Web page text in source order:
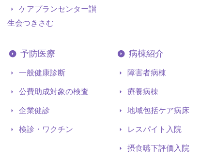
ケアプランセンター讃
生会つきさむ
予防医療
一般健康診断
公費助成対象の検査
企業健診
検診・ワクチン
病棟紹介
障害者病棟
療養病棟
地域包括ケア病床
レスパイト入院
摂食嚥下評価入院